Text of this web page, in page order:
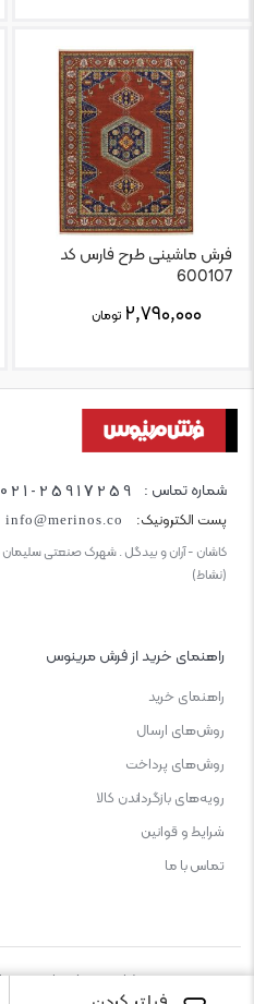
فرش ماشینی طرح فارس کد
600107
۲,۷۹۰,۰۰۰ تومان
شماره تماس : 021-25917259
پست الکترونیک: info@merinos.co
(نشاط)
راهنمای خرید از فرش مرینوس
راهنمای خرید
روش‌های ارسال
روش‌های پرداخت
رویه‌های بازگرداندن کالا
شرایط و قوانین
تماس با ما
طراحی و پشتیبانی و